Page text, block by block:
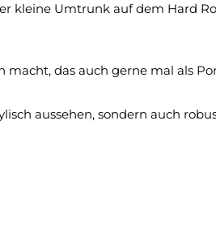
kleine Umtrunk auf dem Hard
das auch gerne mal als
aussehen, sondern auch